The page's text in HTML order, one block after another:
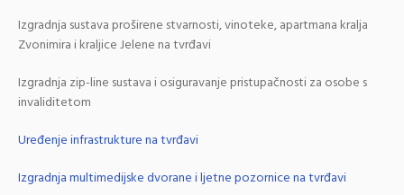
Izgradnja sustava proširene stvarnosti, vinoteke, apartmana kralja
Zvonimira i kraljice Jelene na tvrđavi
Izgradnja zip-line sustava i osiguravanje pristupačnosti za osobe s
invaliditetom
Uređenje infrastrukture na tvrđavi
Izgradnja multimedijske dvorane i ljetne pozornice na tvrđavi